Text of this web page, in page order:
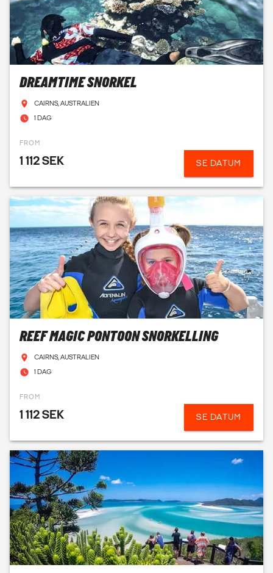
DREAMTIME SNORKEL
CAIRNS, AUSTRALIEN
1 DAG
FROM
1 112 SEK SE DATUM
REEF MAGIC PONTOON SNORKELLING
CAIRNS, AUSTRALIEN
1 DAG
FROM
1 112 SEK SE DATUM